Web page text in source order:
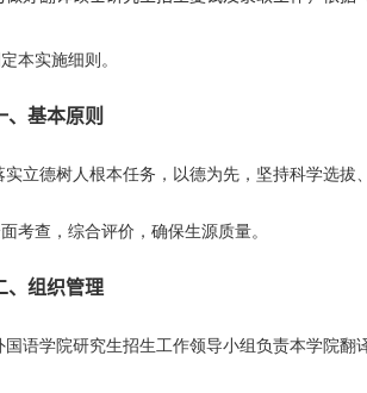
本实施细则。
、基本原则
实立德树人根本任务，以德为先，坚持科学选
考查，综合评价，确保生源质量。
、组织管理
国语学院研究生招生工作领导小组负责本学院翻